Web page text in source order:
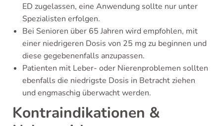
ED zugelassen, eine Anwendung sollte nur unter
Spezialisten erfolgen.
Bei Senioren über 65 Jahren wird empfohlen, mit
einer niedrigeren Dosis von 25 mg zu beginnen und
diese gegebenenfalls anzupassen.
Patienten mit Leber- oder Nierenproblemen sollten
ebenfalls die niedrigste Dosis in Betracht ziehen
und engmaschig überwacht werden.
Kontraindikationen &